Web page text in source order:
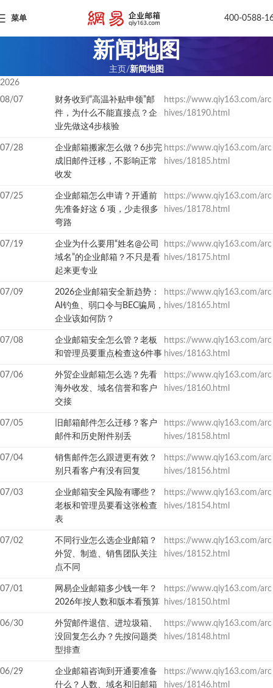
菜单 400-0588-
新闻地图
主页
新闻地图
2026
08/07
财务收到“高温补贴申领”邮
件，为什么不能直接点？企
业先做这4步核验
https://www.qiy163.com/arc
hives/18190.html
07/28
企业邮箱搬家怎么做？6步完
成旧邮件迁移，不影响正常
收发
https://www.qiy163.com/arc
hives/18185.html
07/25
企业邮箱怎么申请？开通前
先准备好这 6 项，少走很多
弯路
https://www.qiy163.com/arc
hives/18178.html
07/19
企业为什么要用“姓名@公司
域名”的企业邮箱？不只是看
起来更专业
https://www.qiy163.com/arc
hives/18175.html
07/09
2026企业邮箱安全新趋势：
AI钓鱼、弱口令与BEC骗局，
企业该如何防？
https://www.qiy163.com/arc
hives/18165.html
07/08
企业邮箱安全怎么管？老板
和管理员要重点检查这6件事
https://www.qiy163.com/arc
hives/18163.html
07/06
外贸企业邮箱怎么选？先看
海外收发、域名信誉和客户
交接
https://www.qiy163.com/arc
hives/18160.html
07/05
旧邮箱邮件怎么迁移？客户
邮件和历史附件别丢
https://www.qiy163.com/arc
hives/18158.html
07/04
销售邮件怎么跟进更有效？
别只看客户有没有回复
https://www.qiy163.com/arc
hives/18156.html
07/03
企业邮箱安全风险有哪些？
老板和管理员要看这张检查
表
https://www.qiy163.com/arc
hives/18154.html
07/02
不同行业怎么选企业邮箱？
外贸、制造、销售团队关注
点不同
https://www.qiy163.com/arc
hives/18152.html
07/01
网易企业邮箱多少钱一年？
2026年按人数和版本看预算
https://www.qiy163.com/arc
hives/18150.html
06/30
外贸邮件退信、进垃圾箱、
没回复怎么办？先按问题类
型排查
https://www.qiy163.com/arc
hives/18148.html
06/29
企业邮箱咨询到开通要准备
什么？人数、域名和旧邮箱
https://www.qiy163.com/arc
hives/18146.html